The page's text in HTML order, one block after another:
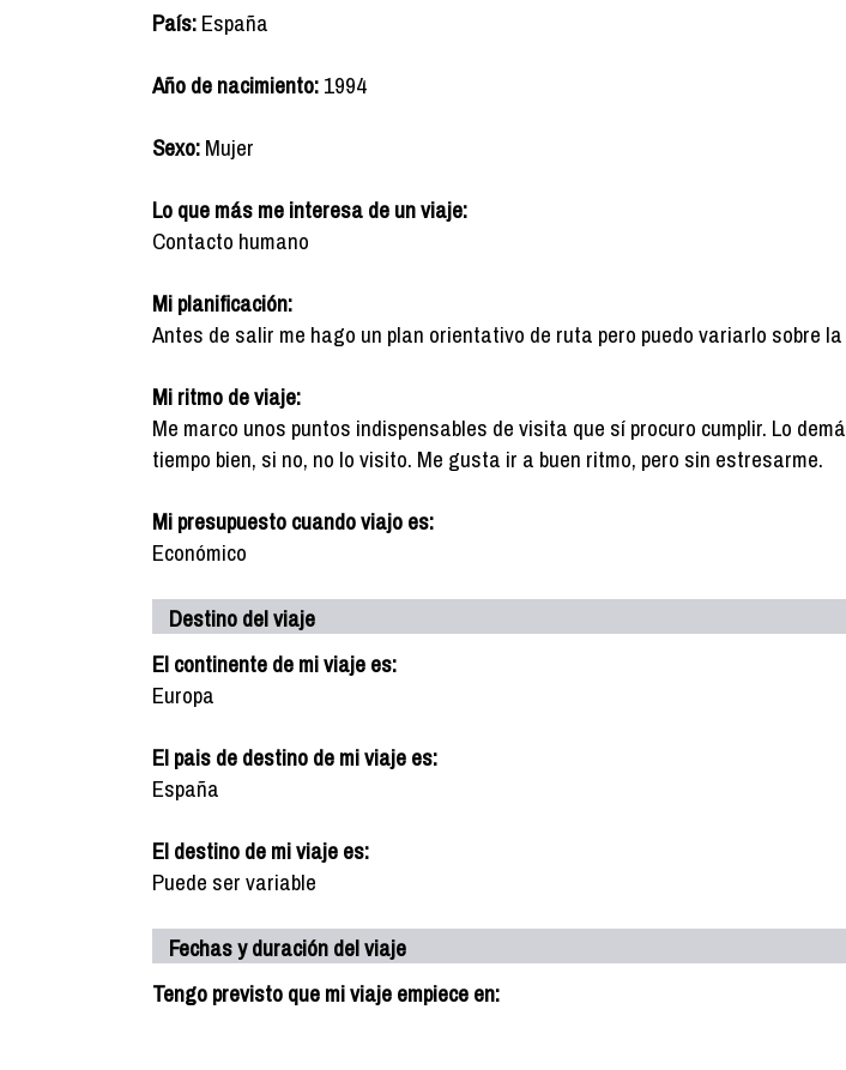
País:España
Año de nacimiento:1994
Sexo:Mujer
Lo que más me interesa de un viaje:
Contacto humano
Mi planificación:
Antes de salir me hago un plan orientativo de ruta pero puedo variarlo sobre
Mi ritmo de viaje:
Me marco unos puntos indispensables de visita que sí procuro cumplir. Lo
tiempo bien, si no, no lo visito. Me gusta ir a buen ritmo, pero sin estresarme.
Mi presupuesto cuando viajo es:
Económico
Destino del viaje
El continente de mi viaje es:
Europa
El pais de destino de mi viaje es:
España
El destino de mi viaje es:
Puede ser variable
Fechas y duración del viaje
Tengo previsto que mi viaje empiece en: